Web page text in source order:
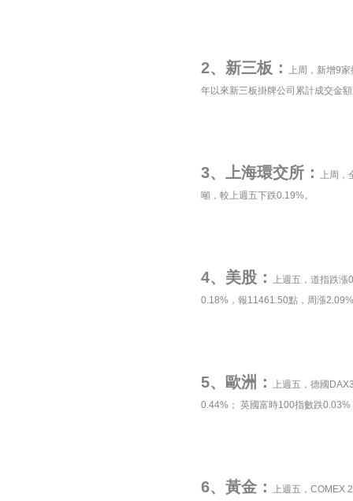
2、新三板：
上周，新增9
年以來新三板掛牌公司累計成交金
3、上海環交所：
上周，
噸，較上週五下跌0.19%。
4、美股：
上週五，道指跌
0.18%，報11461.50點，周漲
5、歐洲：
上週五，德國
0.44%； 英國富時100指數跌
6、黃金： 上週五，COMEX